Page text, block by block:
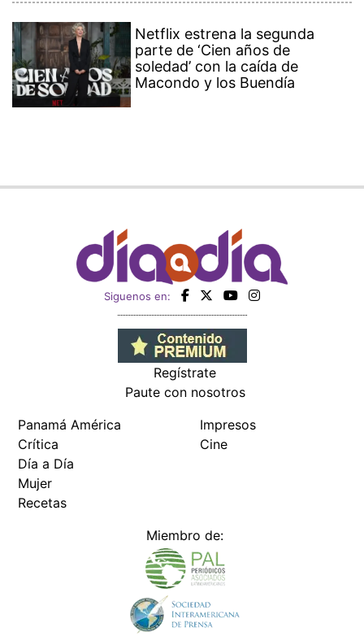
Netflix estrena la segunda
parte de ‘Cien años de
soledad’ con la caída de
Macondo y los Buendía
Siguenos en:
Regístrate
Paute con nosotros
Panamá América
Crítica
Día a Día
Mujer
Recetas
Impresos
Cine
Miembro de: